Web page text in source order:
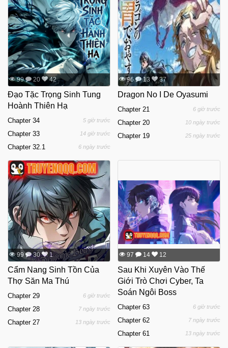
99 20 42
Đạo Tặc Trọng Sinh Tung
Hoành Thiên Hạ
Chapter 34 5 giờ trước
Chapter 33 14 giờ trước
Chapter 32.1 6 ngày trước
96 13 37
Dragon No I De Oyasumi
Chapter 21 6 giờ trước
Chapter 20 10 ngày trước
Chapter 19 25 ngày trước
99 30 1
Cẩm Nang Sinh Tồn Của
Thợ Săn Ma Thú
Chapter 29 6 giờ trước
Chapter 28 7 ngày trước
Chapter 27 13 ngày trước
97 14 12
Sau Khi Xuyên Vào Thế
Giới Trò Chơi Cyber, Ta
Soán Ngôi Boss
Chapter 63 6 giờ trước
Chapter 62 7 ngày trước
Chapter 61 13 ngày trước